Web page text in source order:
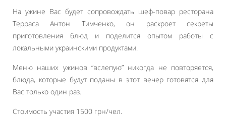
На ужине Вас будет сопровождать шеф-повар ресторана
Терраса Антон Тимченко, он раскроет секреты
приготовления блюд и поделится опытом работы с
локальными украинскими продуктами.
Меню наших ужинов “вслепую” никогда не повторяется,
блюда, которые будут поданы в этот вечер готовятся для
Вас только один раз.
Стоимость участия 1500 грн/чел.